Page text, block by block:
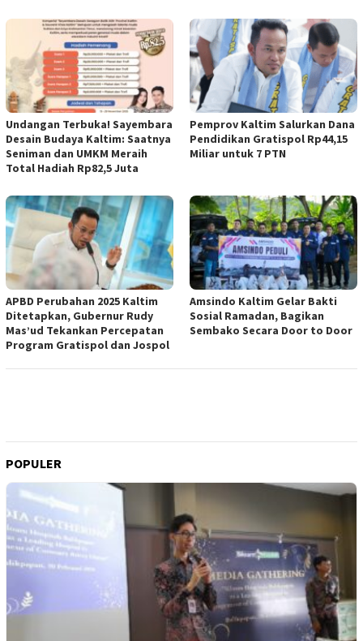
Undangan Terbuka! Sayembara
Desain Budaya Kaltim: Saatnya
Seniman dan UMKM Meraih
Total Hadiah Rp82,5 Juta
Pemprov Kaltim Salurkan Dana
Pendidikan Gratispol Rp44,15
Miliar untuk 7 PTN
APBD Perubahan 2025 Kaltim
Ditetapkan, Gubernur Rudy
Mas’ud Tekankan Percepatan
Program Gratispol dan Jospol
Amsindo Kaltim Gelar Bakti
Sosial Ramadan, Bagikan
Sembako Secara Door to Door
POPULER